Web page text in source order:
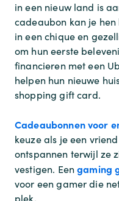
in een nieuw land is
cadeaubon kan je
in een chique en
om hun eerste
financieren met een
helpen hun nieuwe
shopping gift card.
Cadeaubonnen voor
keuze als je een
ontspannen terwijl ze
vestigen. Eengaming
voor een gamer die
plek.